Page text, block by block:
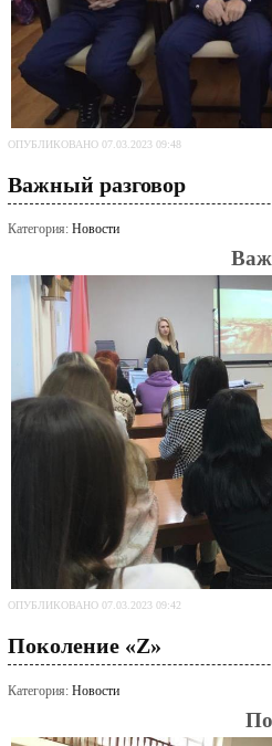
ОПУБЛИКОВАНО 07.03.2023 09:48
Важный разговор
Категория: Новости
ОПУБЛИКОВАНО 07.03.2023 09:42
Поколение «Z»
Категория: Новости